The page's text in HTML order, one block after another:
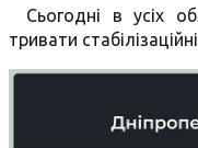
Сьогодні в усіх
тривати